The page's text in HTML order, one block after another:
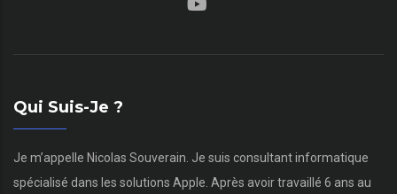
Qui Suis-Je ?
Je m’appelle Nicolas Souverain. Je suis consultant informatique
spécialisé dans les solutions Apple. Après avoir travaillé 6 ans au